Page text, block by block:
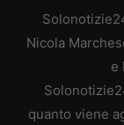
Nicola
e
quanto viene